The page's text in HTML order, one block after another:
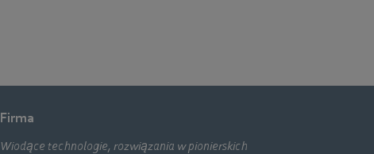
Firma
Wiodące technologie, rozwiązania w pionierskich